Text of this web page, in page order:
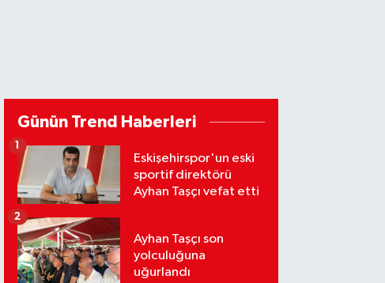
Günün Trend Haberleri
Eskişehirspor'un eski
sportif direktörü
Ayhan Taşçı vefat etti
1
Ayhan Taşçı son
yolculuğuna
uğurlandı
2